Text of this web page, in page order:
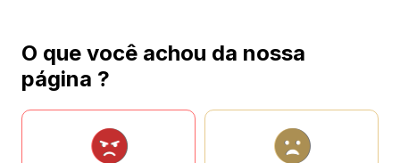
O que você achou da nossa
página ?